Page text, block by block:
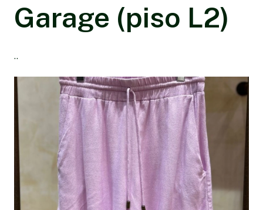
Garage (piso L2)
..